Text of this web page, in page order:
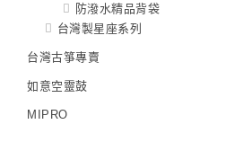
防潑水精品背袋
台灣製星座系列
台灣古箏專賣
如意空靈鼓
MIPRO